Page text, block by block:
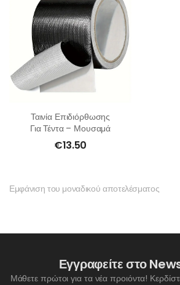
Ταινία Επιδιόρθωσης
Για Τέντα – Μουσαμά
€13.50
Εμφάνιση του μοναδικού αποτελέσματος
Εγγραφείτε στο
Μάθετε πρώτοι για τα νέα προιόντα!